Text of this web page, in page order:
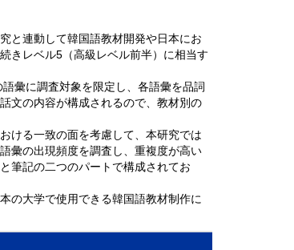
と連動して韓国語教材開発や日本にお
きレベル5（高級レベル前半）に相当す
彙に調査対象を限定し、各語彙を品詞
文の内容が構成されるので、教材別の
ける一致の面を考慮して、本研究では
彙の出現頻度を調査し、重複度が高い
筆記の二つのパートで構成されてお
の大学で使用できる韓国語教材制作に